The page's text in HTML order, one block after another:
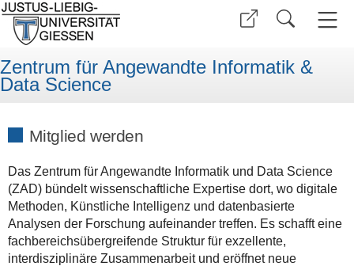
Zentrum für Angewandte Informatik &
Data Science
Mitglied werden
Das Zentrum für Angewandte Informatik und Data Science
(ZAD) bündelt wissenschaftliche Expertise dort, wo digitale
Methoden, Künstliche Intelligenz und datenbasierte
Analysen der Forschung aufeinander treffen. Es schafft eine
fachbereichsübergreifende Struktur für exzellente,
interdisziplinäre Zusammenarbeit und eröffnet neue